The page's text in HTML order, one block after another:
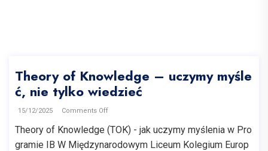
Theory of Knowledge – uczymy myśle
ć, nie tylko wiedzieć
15/12/2025 Comments Off
Theory of Knowledge (TOK) - jak uczymy myślenia w Pro
gramie IB W Międzynarodowym Liceum Kolegium Europ